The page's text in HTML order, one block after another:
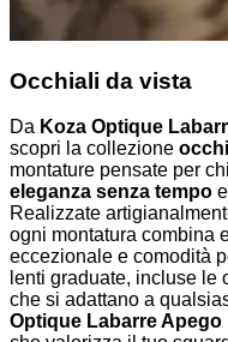
Occhiali da vista
Da Koza Optique
scopri la collezione
montature pensate per
eleganza senza tempo
Realizzate
ogni montatura combina
eccezionale e comodità
lenti graduate, incluse le
che si adattano a
Optique Labarre Apego